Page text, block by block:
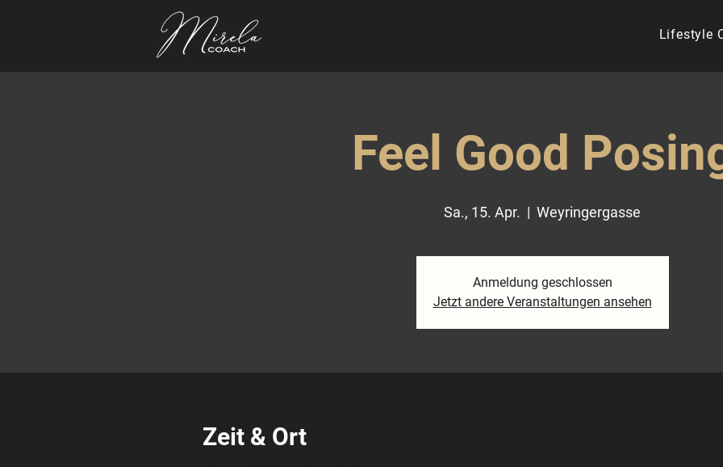
Lifestyle
Feel Good
Sa., 15. Apr.
  |
Weyringergasse
Anmeldung geschlossen
Jetzt andere Veranstaltungen ansehen
Zeit & Ort